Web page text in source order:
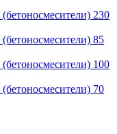
230
85
100
70